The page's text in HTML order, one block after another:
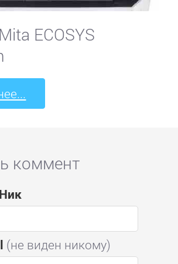
ECOSYS
коммент
(не виден никому)